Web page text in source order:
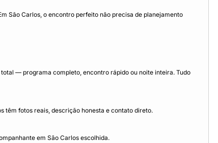
São Carlos, o encontro perfeito não precisa de planejamento
— programa completo, encontro rápido ou noite inteira. Tudo
têm fotos reais, descrição honesta e contato direto.
em São Carlos escolhida.